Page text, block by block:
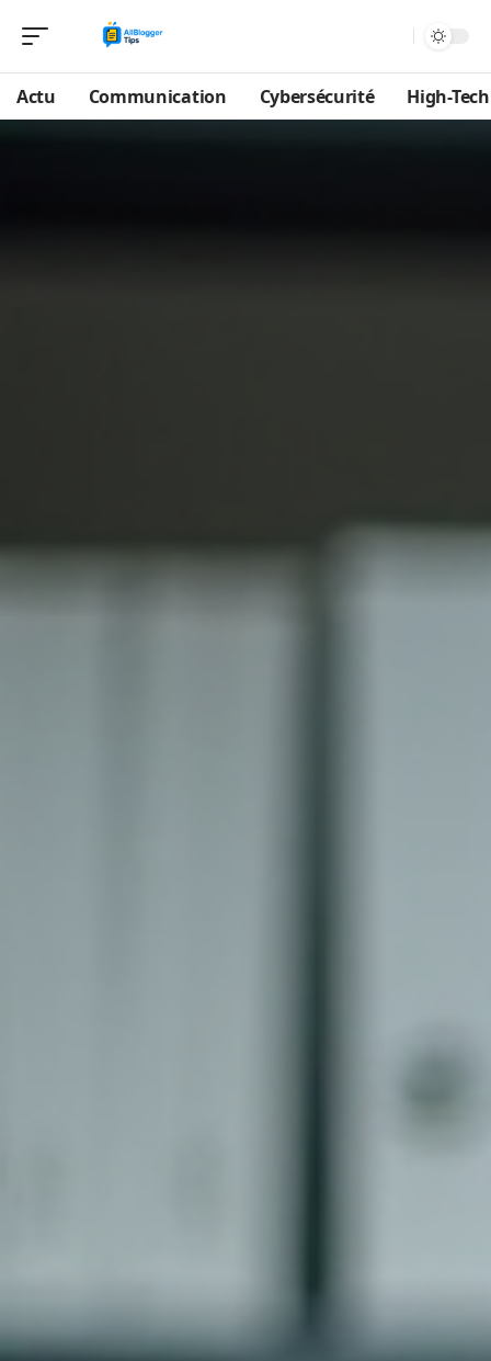
Actu Communication Cybersécurité High-Tech